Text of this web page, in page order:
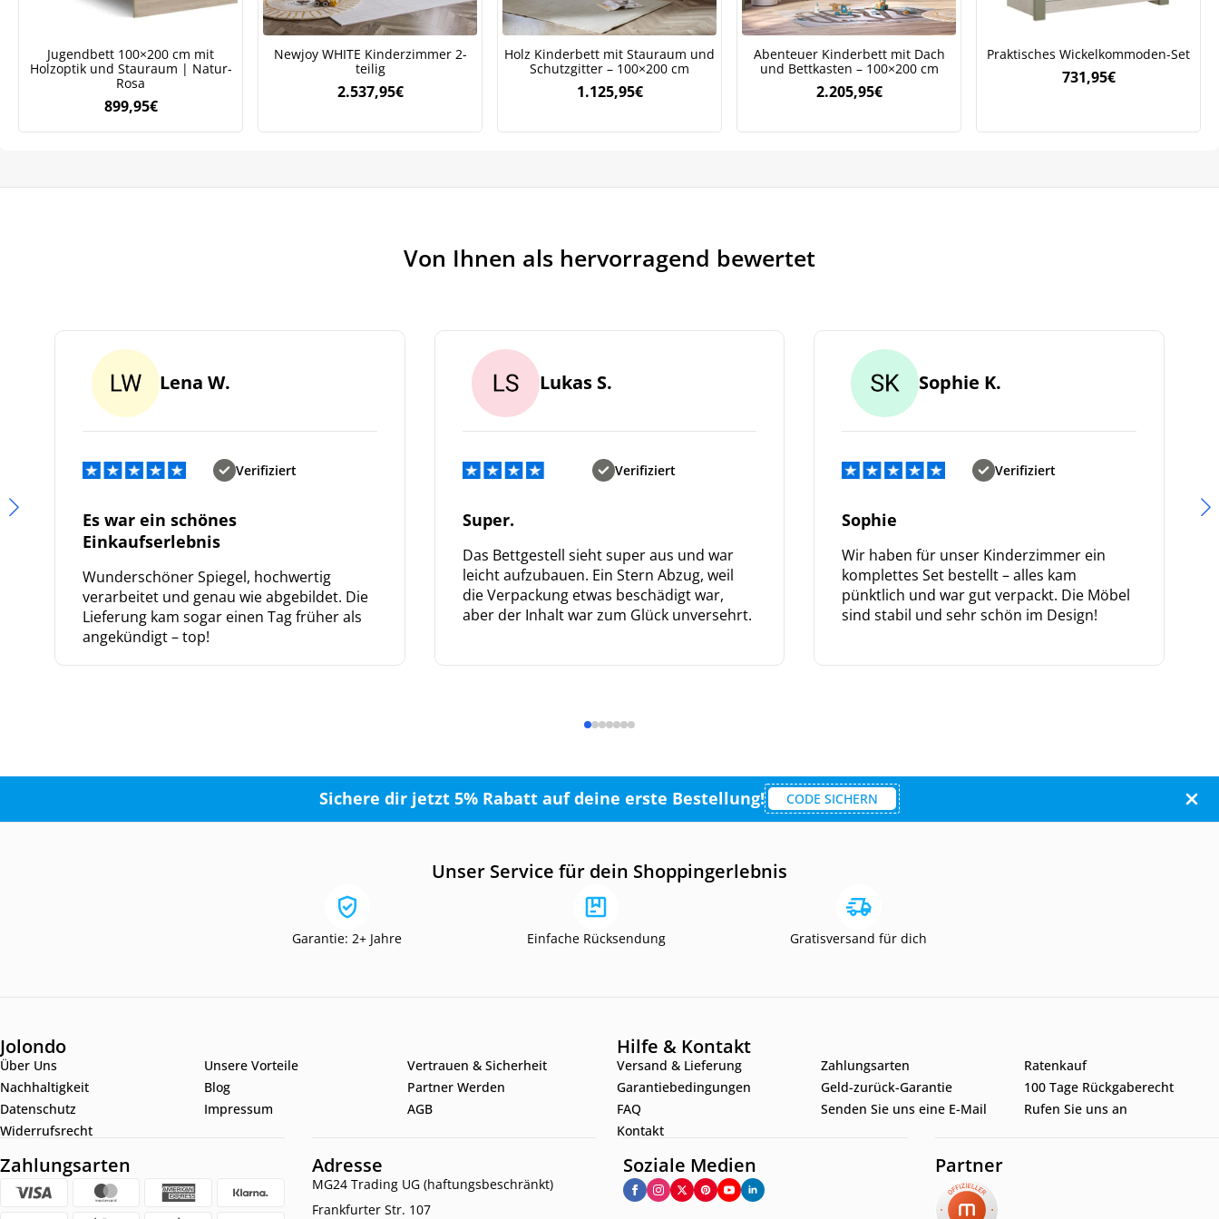
Jugendbett 100×200 cm mit
Holzoptik und Stauraum | Natur-
Rosa
899,95€
Newjoy WHITE Kinderzimmer 2-
teilig
2.537,95€
Holz Kinderbett mit Stauraum und
Schutzgitter – 100×200 cm
1.125,95€
Abenteuer Kinderbett mit Dach
und Bettkasten – 100×200 cm
2.205,95€
Praktisches Wickelkommoden-Set
731,95€
Von Ihnen als hervorragend bewertet
Lena W.
Verifiziert
Es war ein schönes
Einkaufserlebnis
Wunderschöner Spiegel, hochwertig
verarbeitet und genau wie abgebildet. Die
Lieferung kam sogar einen Tag früher als
angekündigt – top!
Lukas S.
Verifiziert
Super.
Das Bettgestell sieht super aus und war
leicht aufzubauen. Ein Stern Abzug, weil
die Verpackung etwas beschädigt war,
aber der Inhalt war zum Glück unversehrt.
Sophie K.
Verifiziert
Sophie
Wir haben für unser Kinderzimmer ein
komplettes Set bestellt – alles kam
pünktlich und war gut verpackt. Die Möbel
sind stabil und sehr schön im Design!
Sichere dir jetzt 5% Rabatt auf deine erste Bestellung! CODE SICHERN
Unser Service für dein Shoppingerlebnis
Garantie: 2+ Jahre Einfache Rücksendung Gratisversand für dich
Jolondo
Über Uns Unsere Vorteile
Vertrauen & Sicherheit
Nachhaltigkeit
Blog
Partner Werden
Datenschutz
Impressum
AGB
Widerrufsrecht
Hilfe & Kontakt
Versand & Lieferung Zahlungsarten
Ratenkauf
Garantiebedingungen
Geld-zurück-Garantie
100 Tage Rückgaberecht
FAQ
Senden Sie uns eine E-Mail
Rufen Sie uns an
Kontakt
Zahlungsarten Adresse
MG24 Trading UG (haftungsbeschränkt)
Frankfurter Str. 107
Soziale Medien Partner